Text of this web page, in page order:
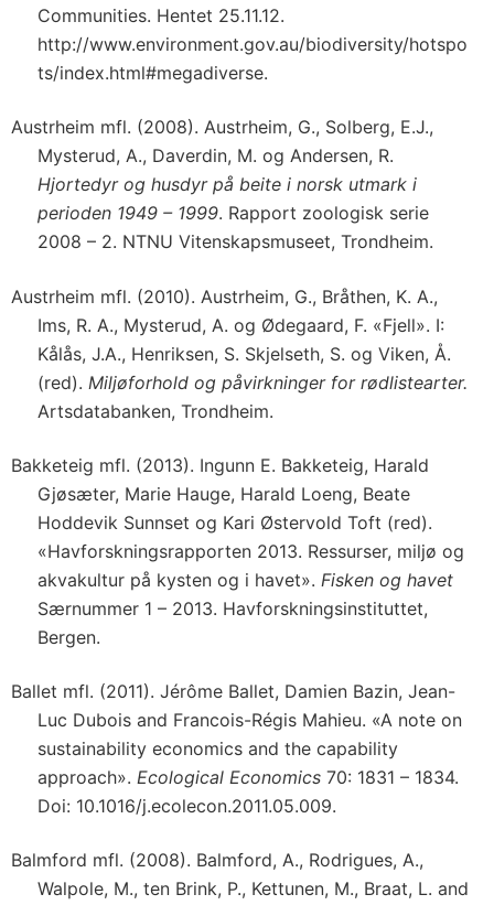
Communities. Hentet 25.11.12.
http://www.environment.gov.au/biodiversity/hotspo
ts/index.html#megadiverse.
Austrheim mfl. (2008). Austrheim, G., Solberg, E.J.,
Mysterud, A., Daverdin, M. og Andersen, R.
Hjortedyr og husdyr på beite i norsk utmark i
perioden 1949 – 1999. Rapport zoologisk serie
2008 – 2. NTNU Vitenskapsmuseet, Trondheim.
Austrheim mfl. (2010). Austrheim, G., Bråthen, K. A.,
Ims, R. A., Mysterud, A. og Ødegaard, F. «Fjell». I:
Kålås, J.A., Henriksen, S. Skjelseth, S. og Viken, Å.
(red). Miljøforhold og påvirkninger for rødlistearter.
Artsdatabanken, Trondheim.
Bakketeig mfl. (2013). Ingunn E. Bakketeig, Harald
Gjøsæter, Marie Hauge, Harald Loeng, Beate
Hoddevik Sunnset og Kari Østervold Toft (red).
«Havforskningsrapporten 2013. Ressurser, miljø og
akvakultur på kysten og i havet». Fisken og havet
Særnummer 1 – 2013. Havforskningsinstituttet,
Bergen.
Ballet mfl. (2011). Jérôme Ballet, Damien Bazin, Jean-
Luc Dubois and Francois-Régis Mahieu. «A note on
sustainability economics and the capability
approach». Ecological Economics 70: 1831 – 1834.
Doi: 10.1016/j.ecolecon.2011.05.009.
Balmford mfl. (2008). Balmford, A., Rodrigues, A.,
Walpole, M., ten Brink, P., Kettunen, M., Braat, L. and